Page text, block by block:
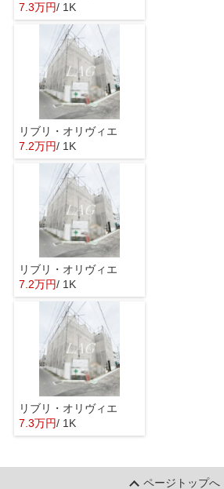
7.3万円/ 1K
リブリ・オリヴィエ
7.2万円/ 1K
リブリ・オリヴィエ
7.2万円/ 1K
リブリ・オリヴィエ
7.3万円/ 1K
ページトップへ